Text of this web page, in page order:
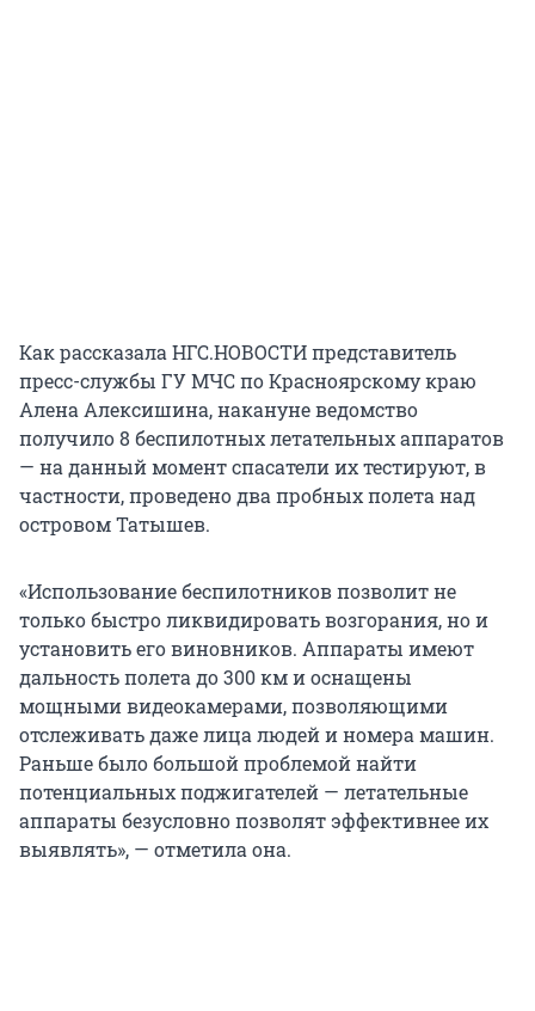
Как рассказала НГС.НОВОСТИ представитель
пресс-службы ГУ МЧС по Красноярскому краю
Алена Алексишина, накануне ведомство
получило 8 беспилотных летательных аппаратов
— на данный момент спасатели их тестируют, в
частности, проведено два пробных полета над
островом Татышев.
«Использование беспилотников позволит не
только быстро ликвидировать возгорания, но и
установить его виновников. Аппараты имеют
дальность полета до 300 км и оснащены
мощными видеокамерами, позволяющими
отслеживать даже лица людей и номера машин.
Раньше было большой проблемой найти
потенциальных поджигателей — летательные
аппараты безусловно позволят эффективнее их
выявлять», — отметила она.